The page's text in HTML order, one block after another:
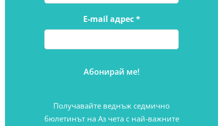
E-mail адрес*
Получавайте веднъж седмично
бюлетинът на Аз чета с най-важните